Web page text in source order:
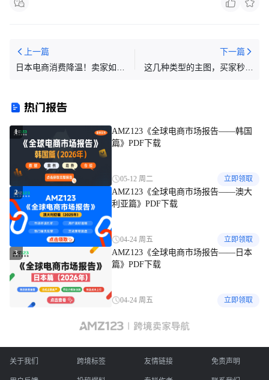
上一篇
日本电商消费降温！卖家如何
下一篇
这几种类型的主图，买家秒下
热门报告
1
AMZ123《全球电商市场报告——韩国
篇》PDF下载
05-12 周二 立即领取
2
AMZ123《全球电商市场报告——澳大
利亚篇》PDF下载
04-24 周五 立即领取
3
AMZ123《全球电商市场报告——日本
篇》PDF下载
04-24 周五 立即领取
关于我们 跨境标签 友情链接 免责声明